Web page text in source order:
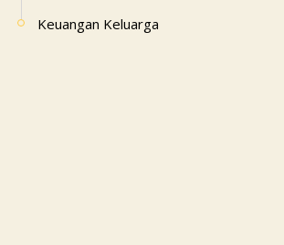
Keuangan Keluarga